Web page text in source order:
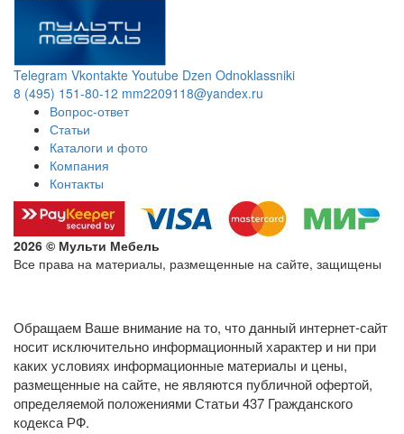
Telegram Vkontakte Youtube Dzen Odnoklassniki
8 (495) 151-80-12 mm2209118@yandex.ru
Вопрос-ответ
Статьи
Каталоги и фото
Компания
Контакты
2026 © Мульти Мебель
Все права на материалы, размещенные на сайте, защищены
Обращаем Ваше внимание на то, что данный интернет-сайт
носит исключительно информационный характер и ни при
каких условиях информационные материалы и цены,
размещенные на сайте, не являются публичной офертой,
определяемой положениями Статьи 437 Гражданского
кодекса РФ.